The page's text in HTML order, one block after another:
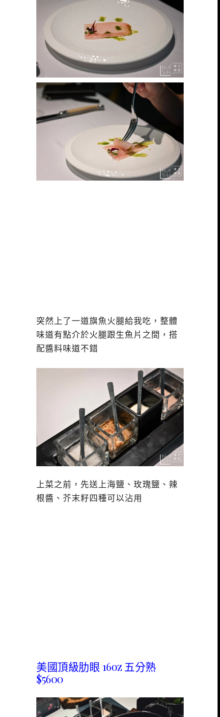
突然上了一道旗魚火腿給我吃，整體
味道有點介於火腿跟生魚片之間，搭
配醬料味道不錯
上菜之前，先送上海鹽、玫瑰鹽、辣
根醬、芥末籽四種可以沾用
美國頂級肋眼 16oz 五分熟
$5600